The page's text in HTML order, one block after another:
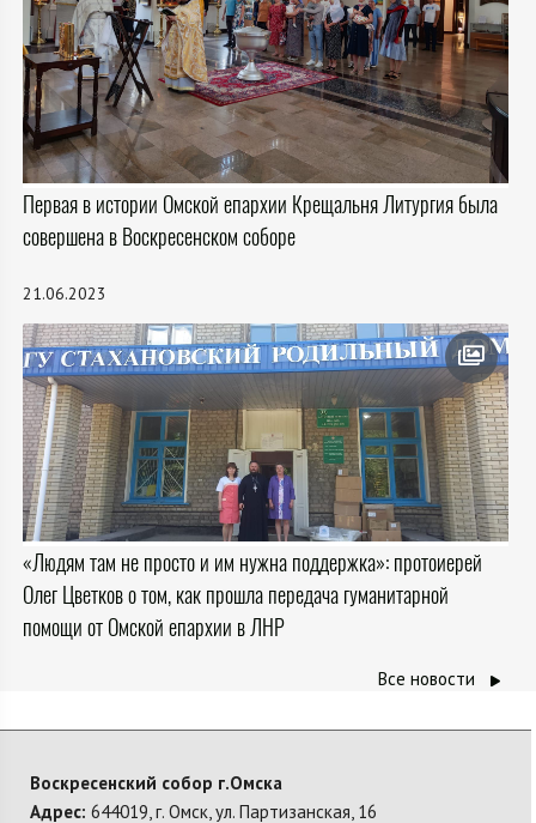
Первая в истории Омской епархии Крещальня Литургия была
совершена в Воскресенском соборе
21.06.2023
«Людям там не просто и им нужна поддержка»: протоиерей
Олег Цветков о том, как прошла передача гуманитарной
помощи от Омской епархии в ЛНР
Все новости
Воскресенский собор г.Омска
Адрес: 644019, г. Омск, ул. Партизанская, 16